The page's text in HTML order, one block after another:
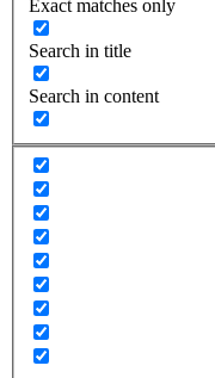
Exact matches only
Search in title
Search in content